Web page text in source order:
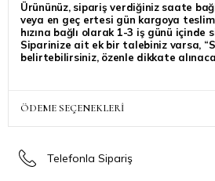
Ürününüz, sipariş verdiğiniz saate
veya en geç ertesi gün kargoya
hızına bağlı olarak 1-3 iş günü içinde
Siparinize ait ek bir talebiniz varsa,
belirtebilirsiniz, özenle dikkate
ÖDEME SEÇENEKLERI
Telefonla Sipariş